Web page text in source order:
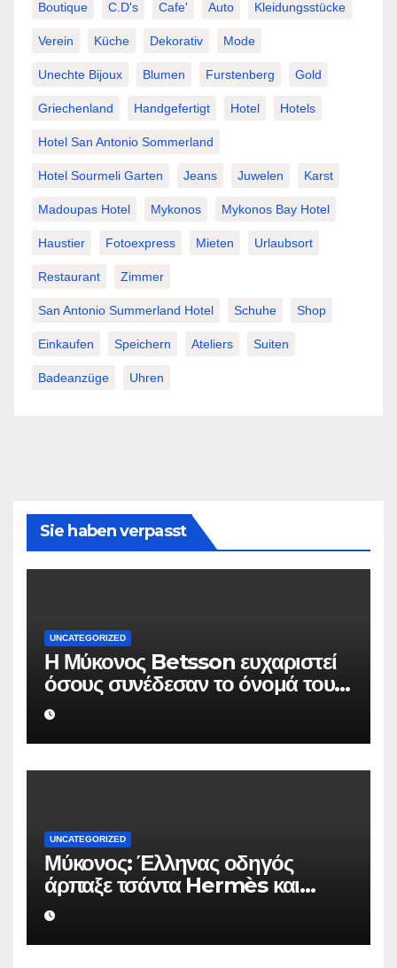
Boutique C.d's Cafe' Auto Kleidungsstücke
Verein Küche Dekorativ Mode
Unechte Bijoux Blumen Furstenberg Gold
Griechenland Handgefertigt Hotel Hotels
Hotel San Antonio Sommerland
Hotel Sourmeli Garten Jeans Juwelen Karst
Madoupas Hotel Mykonos Mykonos Bay Hotel
Haustier Fotoexpress Mieten Urlaubsort
Restaurant Zimmer
San Antonio Summerland Hotel Schuhe Shop
Einkaufen Speichern Ateliers Suiten
Badeanzüge Uhren
Sie haben verpasst
UNCATEGORIZED
Η Μύκονος Betsson ευχαριστεί
όσους συνέδεσαν το όνομά τους
με την ιστορική χρονιά
UNCATEGORIZED
Μύκονος: Έλληνας οδηγός
άρπαξε τσάντα Hermès και
Rolex αξίας 75.000 ευρώ από
Ουκρανό τουρίστα